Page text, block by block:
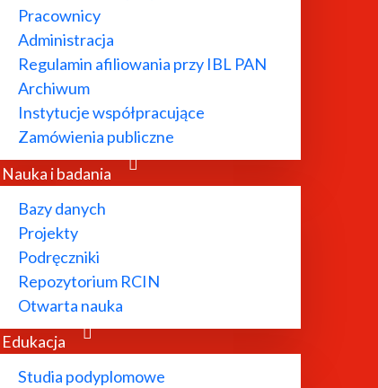
Pracownicy
Administracja
Regulamin afiliowania przy IBL PAN
Archiwum
Instytucje współpracujące
Zamówienia publiczne
Nauka i badania
Bazy danych
Projekty
Podręczniki
Repozytorium RCIN
Otwarta nauka
Edukacja
Studia podyplomowe